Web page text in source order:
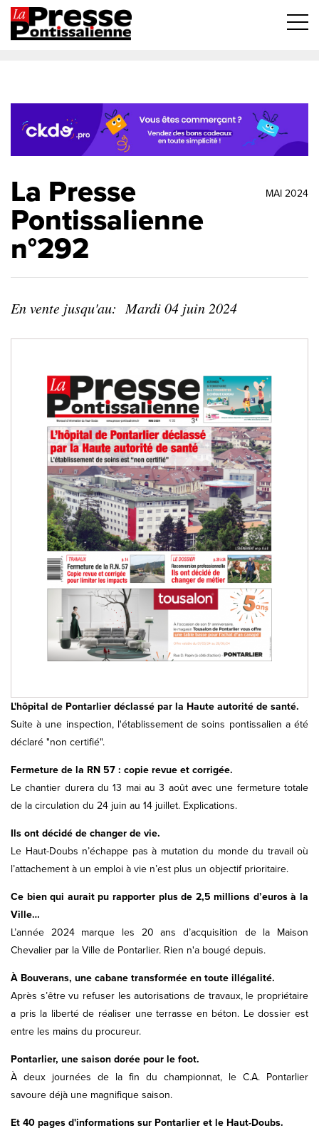
La Presse
Pontissalienne
n°292
MAI 2024
En vente jusqu'au: Mardi 04 juin 2024
L'hôpital de Pontarlier déclassé par la Haute autorité de santé.
Suite à une inspection, l'établissement de soins pontissalien a été
déclaré "non certifié".
Fermeture de la RN 57 : copie revue et corrigée.
Le chantier durera du 13 mai au 3 août avec une fermeture totale
de la circulation du 24 juin au 14 juillet. Explications.
Ils ont décidé de changer de vie.
Le Haut-Doubs n’échappe pas à mutation du monde du travail où
l’attachement à un emploi à vie n’est plus un objectif prioritaire.
Ce bien qui aurait pu rapporter plus de 2,5 millions d’euros à la
Ville…
L’année 2024 marque les 20 ans d’acquisition de la Maison
Chevalier par la Ville de Pontarlier. Rien n'a bougé depuis.
À Bouverans, une cabane transformée en toute illégalité.
Après s’être vu refuser les autorisations de travaux, le propriétaire
a pris la liberté de réaliser une terrasse en béton. Le dossier est
entre les mains du procureur.
Pontarlier, une saison dorée pour le foot.
À deux journées de la fin du championnat, le C.A. Pontarlier
savoure déjà une magnifique saison.
Et 40 pages d'informations sur Pontarlier et le Haut-Doubs.